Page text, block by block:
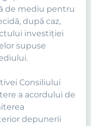
de mediu pentru
după caz,
investiţiei
supuse
Consiliului
a acordului de
depunerii